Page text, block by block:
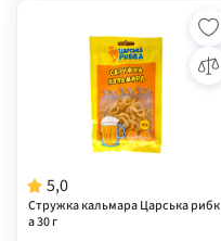
5,0
Стружка кальмара Царська рибк
а 30 г